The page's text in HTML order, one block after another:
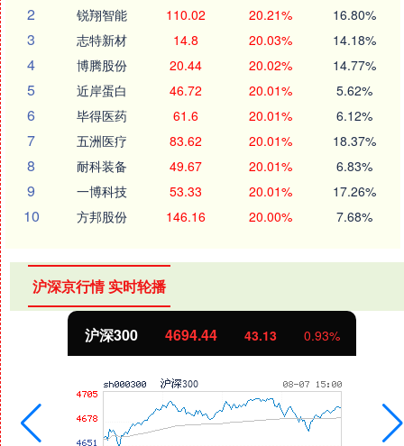
2 锐翔智能 110.02 20.21% 16.80%
3 志特新材 14.8 20.03% 14.18%
4 博腾股份 20.44 20.02% 14.77%
5 近岸蛋白 46.72 20.01% 5.62%
6 毕得医药 61.6 20.01% 6.12%
7 五洲医疗 83.62 20.01% 18.37%
8 耐科装备 49.67 20.01% 6.83%
9 一博科技 53.33 20.01% 17.26%
10 方邦股份 146.16 20.00% 7.68%
沪深京行情 实时轮播
北证50 1134.24